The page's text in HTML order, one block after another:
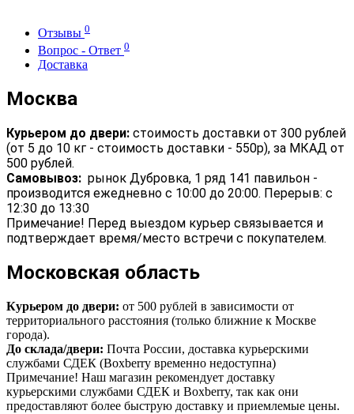
Отзывы 0
Вопрос - Ответ 0
Доставка
Москва
Курьером до двери: стоимость доставки от 300 рублей
(от 5 до 10 кг - стоимость доставки - 550р), за МКАД от
500 рублей.
Самовывоз: рынок Дубровка, 1 ряд 141 павильон -
производится ежедневно с 10:00 до 20:00. Перерыв: с
12:30 до 13:30
Примечание! Перед выездом курьер связывается и
подтверждает время/место встречи с покупателем.
Московская область
Курьером до двери: от 500 рублей в зависимости от
территориального расстояния (только ближние к Москве
города).
До склада/двери: Почта России, доставка курьерскими
службами СДЕК (Boxberry временно недоступна)
Примечание! Наш магазин рекомендует доставку
курьерскими службами СДЕК и Boxberry, так как они
предоставляют более быструю доставку и приемлемые цены.